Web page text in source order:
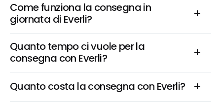
Come funziona la consegna in
giornata di Everli?
Quanto tempo ci vuole per la
consegna con Everli?
Quanto costa la consegna con Everli?